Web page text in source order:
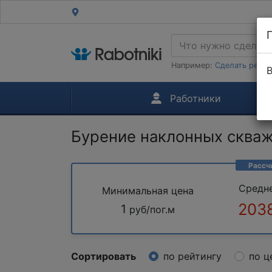
Например: Сделать
Работники
Бурение наклонных
Минимальная цена
1 руб/пог.м
Сортировать по рейтингу по